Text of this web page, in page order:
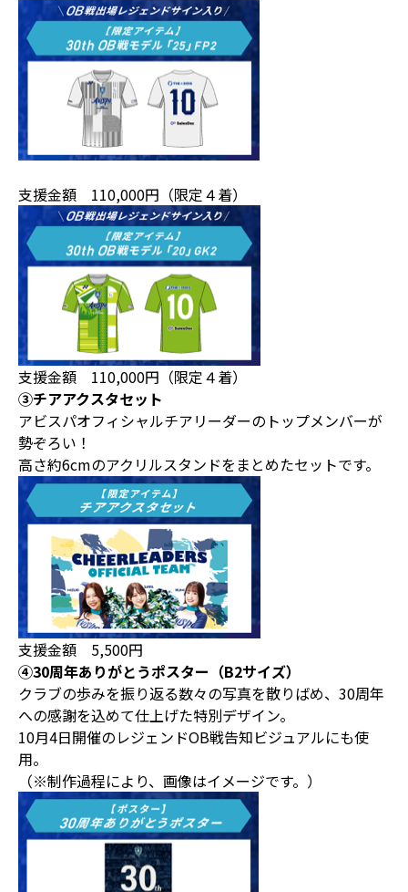
支援金額 110,000円（限定４着）
支援金額 110,000円（限定４着）
③チアアクスタセット
アビスパオフィシャルチアリーダーのトップメンバーが
勢ぞろい！
高さ約6cmのアクリルスタンドをまとめたセットです。
支援金額 5,500円
④30周年ありがとうポスター（B2サイズ）
クラブの歩みを振り返る数々の写真を散りばめ、30周年
への感謝を込めて仕上げた特別デザイン。
10月4日開催のレジェンドOB戦告知ビジュアルにも使
用。
（※制作過程により、画像はイメージです。）